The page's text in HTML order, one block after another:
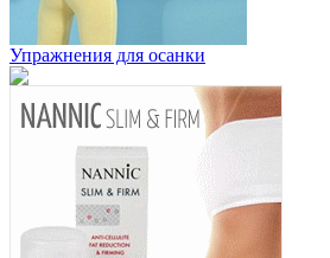
Упражнения для осанки